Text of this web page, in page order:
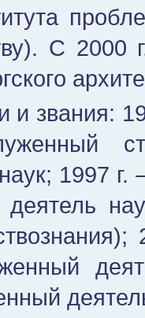
С
и звания:
1997